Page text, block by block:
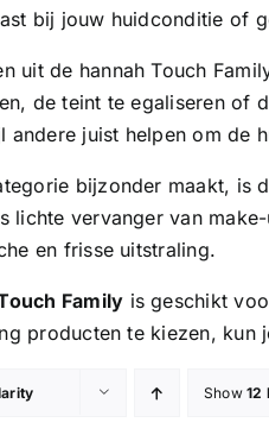
bij jouw huidconditie of
uit de hannah Touch
de teint te egaliseren of
andere juist helpen om de
bijzonder maakt, is
lichte vervanger van
en frisse uitstraling.
Family is geschikt
producten te kiezen,
Show12